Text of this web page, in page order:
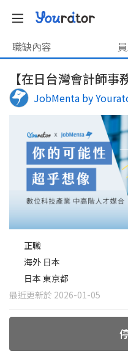
職缺內容
【在日台灣會計師
JobMenta by
正職
海外 日本
日本 東京都
最近更新於 2026-01-05